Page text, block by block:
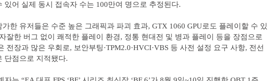
있어 실제 동시 접속자 수는 100만여 명으로 추정된다.
한 유저들은 수준 높은 그래픽과 파괴 효과, GTX 1060 GPU로도 플레이할 수 있
잘한 버그 없이 쾌적한 플레이 환경, 정통 현대전 및 병과 플레이 등을 장점으로
전장과 많은 우회로, 보안부팅·TPM2.0·HVCI·VBS 등 사전 설정 요구 사항, 전선
단점으로 지적됐다.